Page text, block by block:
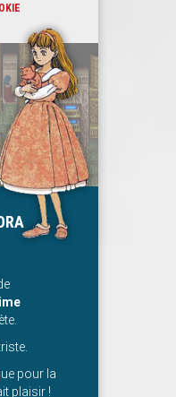
pour la
plaisir !